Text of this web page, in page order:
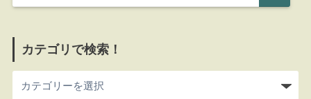
カテゴリで検索！